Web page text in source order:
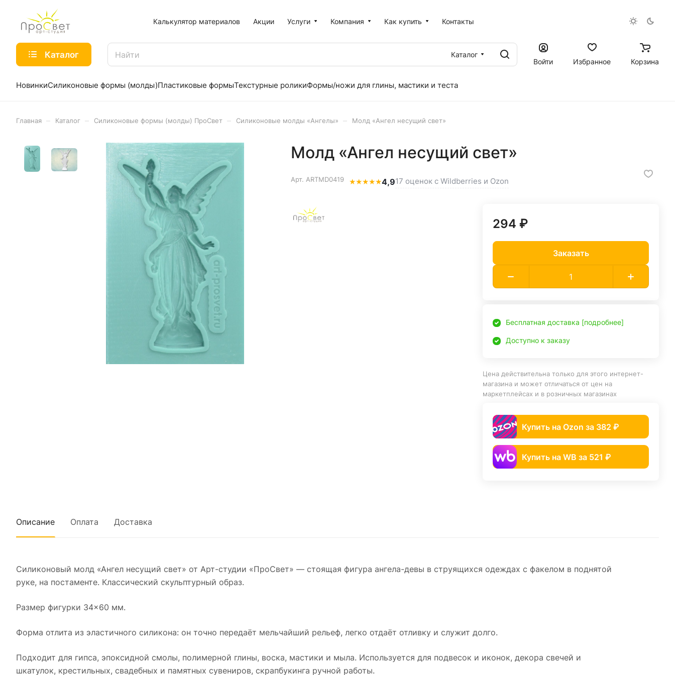
Калькулятор материалов Акции Услуги Компания Как купить Контакты
Каталог
Каталог
Войти
Избранное Корзина
НовинкиСиликоновые формы (молды)Пластиковые формыТекстурные роликиФормы/ножи для глины, мастики и теста
Главная Каталог Силиконовые формы (молды) ПроСвет Силиконовые молды «Ангелы» Молд «Ангел несущий свет»
Молд «Ангел несущий свет»
Арт. ARTMD0419 ★★★★★4,917 оценок с Wildberries и Ozon
294 ₽
Заказать
Бесплатная доставка [подробнее]
Доступно к заказу
Цена действительна только для этого интернет-
магазина и может отличаться от цен на
маркетплейсах и в розничных магазинах
Купить на Ozon за 382 ₽
Купить на WB за 521 ₽
Описание Оплата Доставка
Силиконовый молд «Ангел несущий свет» от Арт-студии «ПроСвет» — стоящая фигура ангела-девы в струящихся одеждах с факелом в поднятой
руке, на постаменте. Классический скульптурный образ.
Размер фигурки 34×60 мм.
Форма отлита из эластичного силикона: он точно передаёт мельчайший рельеф, легко отдаёт отливку и служит долго.
Подходит для гипса, эпоксидной смолы, полимерной глины, воска, мастики и мыла. Используется для подвесок и иконок, декора свечей и
шкатулок, крестильных, свадебных и памятных сувениров, скрапбукинга ручной работы.